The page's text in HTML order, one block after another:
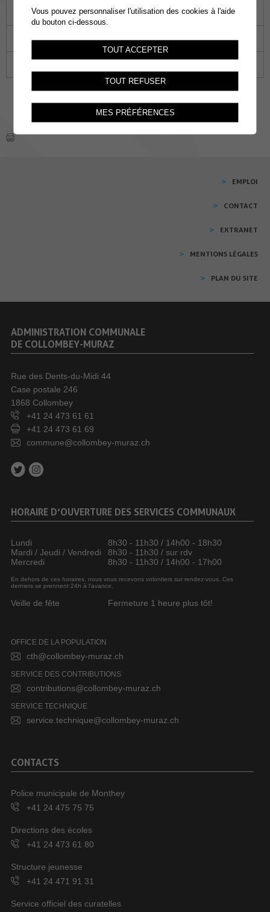
16 17 18 19 20
23 24 25 26 27
EMPLOI
CONTACT
EXTRANET
MENTIONS LÉGALES
PLAN DU SITE
ADMINISTRATION COMMUNALE
DE COLLOMBEY-MURAZ
Rue des Dents-du-Midi 44
Case postale 246
1868 Collombey
+41 24 473 61 61
+41 24 473 61 69
commune@collombey-muraz.ch
HORAIRE D’OUVERTURE DES SERVICES COMMUNAUX
Lundi
8h30 - 11h30 / 14h00 - 18h30
Mardi / Jeudi / Vendredi
8h30 - 11h30 / sur rdv
Mercredi
8h30 - 11h30 / 14h00 - 17h00
En dehors de ces horaires, nous vous recevons volontiers sur rendez-vous. Ces
derniers se prennent 24h à l’avance.
Veille de fête Fermeture 1 heure plus tôt!
OFFICE DE LA POPULATION
cth@collombey-muraz.ch
SERVICE DES CONTRIBUTIONS
contributions@collombey-muraz.ch
SERVICE TECHNIQUE
service.technique@collombey-muraz.ch
CONTACTS
Police municipale de Monthey
+41 24 475 75 75
Directions des écoles
+41 24 473 61 80
Structure jeunesse
+41 24 471 91 31
Service officiel des curatelles
Vous pouvez personnaliser l'utilisation des cookies à l'aide
du bouton ci-dessous.
TOUT ACCEPTER
TOUT REFUSER
MES PRÉFÉRENCES